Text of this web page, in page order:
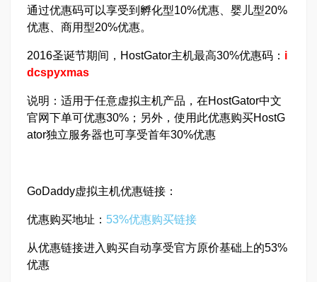
通过优惠码可以享受到孵化型10%优惠、婴儿型20%
优惠、商用型20%优惠。
2016圣诞节期间，HostGator主机最高30%优惠码： i
dcspyxmas
说明：适用于任意虚拟主机产品，在HostGator中文
官网下单可优惠30%；另外，使用此优惠购买HostG
ator独立服务器也可享受首年30%优惠
GoDaddy虚拟主机优惠链接：
优惠购买地址： 53%优惠购买链接
从优惠链接进入购买自动享受官方原价基础上的53%
优惠